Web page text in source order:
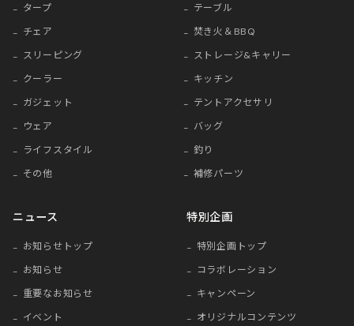
タープ
テーブル
チェア
焚き火＆BBQ
スリーピング
ストレージ&キャリー
クーラー
キッチン
ガジェット
テントアクセサリ
ウェア
バッグ
ライフスタイル
釣り
その他
補修パーツ
ニュース
お知らせトップ
お知らせ
重要なお知らせ
イベント
特別企画
特別企画トップ
コラボレーション
キャンペーン
オリジナルコンテンツ